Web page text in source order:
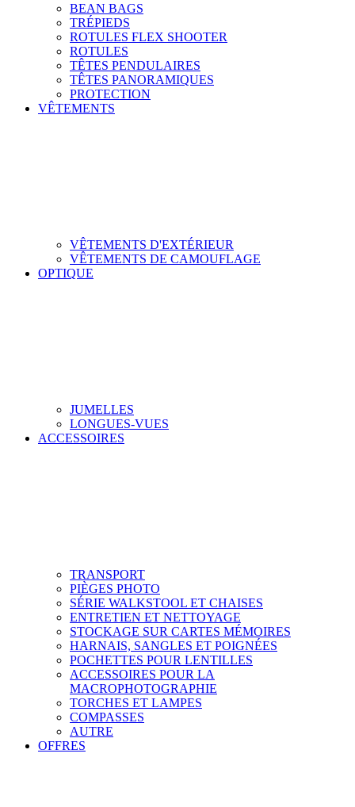
BEAN BAGS
TRÉPIEDS
ROTULES FLEX SHOOTER
ROTULES
TÊTES PENDULAIRES
TÊTES PANORAMIQUES
PROTECTION
VÊTEMENTS
VÊTEMENTS D'EXTÉRIEUR
VÊTEMENTS DE CAMOUFLAGE
OPTIQUE
JUMELLES
LONGUES-VUES
ACCESSOIRES
TRANSPORT
PIÈGES PHOTO
SÉRIE WALKSTOOL ET CHAISES
ENTRETIEN ET NETTOYAGE
STOCKAGE SUR CARTES MÉMOIRES
HARNAIS, SANGLES ET POIGNÉES
POCHETTES POUR LENTILLES
ACCESSOIRES POUR LA
MACROPHOTOGRAPHIE
TORCHES ET LAMPES
COMPASSES
AUTRE
OFFRES